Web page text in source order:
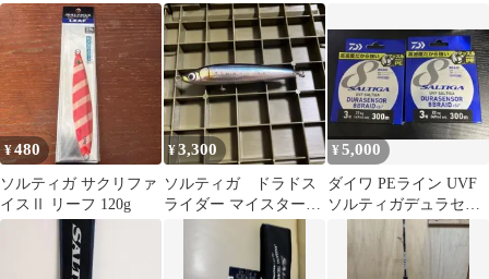
and body works
ップスリーブ プリント
XL 白
グヘッド
¥480
ソルティガ サクリファ
イスⅡ リーフ 120g
¥3,300
ソルティガ ドラドス
ライダー マイスターエ
ディション 16cm
¥5,000
ダイワ PEライン UVF
ソルティガデュラセン
サーX8+Si2 3号 2点セ
ット